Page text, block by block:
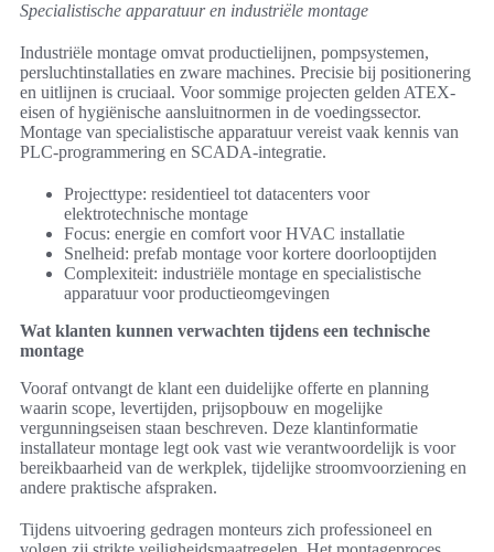
Specialistische apparatuur en industriële montage
Industriële montage omvat productielijnen, pompsystemen,
persluchtinstallaties en zware machines. Precisie bij positionering
en uitlijnen is cruciaal. Voor sommige projecten gelden ATEX-
eisen of hygiënische aansluitnormen in de voedingssector.
Montage van specialistische apparatuur vereist vaak kennis van
PLC-programmering en SCADA-integratie.
Projecttype: residentieel tot datacenters voor
elektrotechnische montage
Focus: energie en comfort voor HVAC installatie
Snelheid: prefab montage voor kortere doorlooptijden
Complexiteit: industriële montage en specialistische
apparatuur voor productieomgevingen
Wat klanten kunnen verwachten tijdens een technische
montage
Vooraf ontvangt de klant een duidelijke offerte en planning
waarin scope, levertijden, prijsopbouw en mogelijke
vergunningseisen staan beschreven. Deze klantinformatie
installateur montage legt ook vast wie verantwoordelijk is voor
bereikbaarheid van de werkplek, tijdelijke stroomvoorziening en
andere praktische afspraken.
Tijdens uitvoering gedragen monteurs zich professioneel en